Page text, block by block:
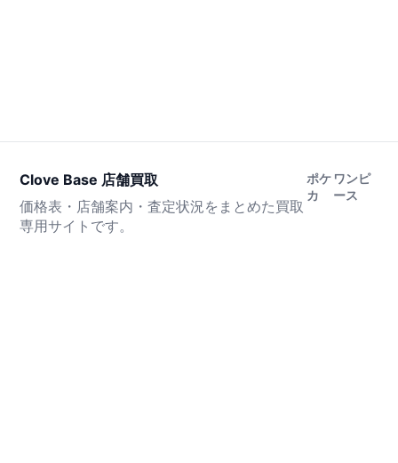
Clove Base 店舗買取
価格表・店舗案内・査定状況をまとめた買取
専用サイトです。
ポケ
カ
ワンピ
ース